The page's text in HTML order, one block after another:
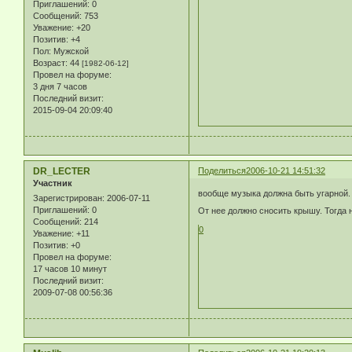
Приглашений: 0
Сообщений: 753
Уважение: +20
Позитив: +4
Пол: Мужской
Возраст: 44 [1982-06-12]
Провел на форуме:
3 дня 7 часов
Последний визит:
2015-09-04 20:09:40
Поделиться2006-10-21 14:51:32
DR_LECTER
Участник
Зарегистрирован: 2006-07-11
Приглашений: 0
Сообщений: 214
Уважение: +11
Позитив: +0
Провел на форуме:
17 часов 10 минут
Последний визит:
2009-07-08 00:56:36
вообще музыка должна быть угарной.
От нее должно сносить крышу. Тогда
0